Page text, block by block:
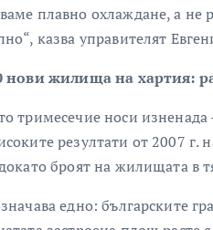
плавно охлаждане, а не
казва управителят
нови жилища на хартия:
тримесечие носи
резултати от 2007 г.
броят на жилищата в
едно: българските